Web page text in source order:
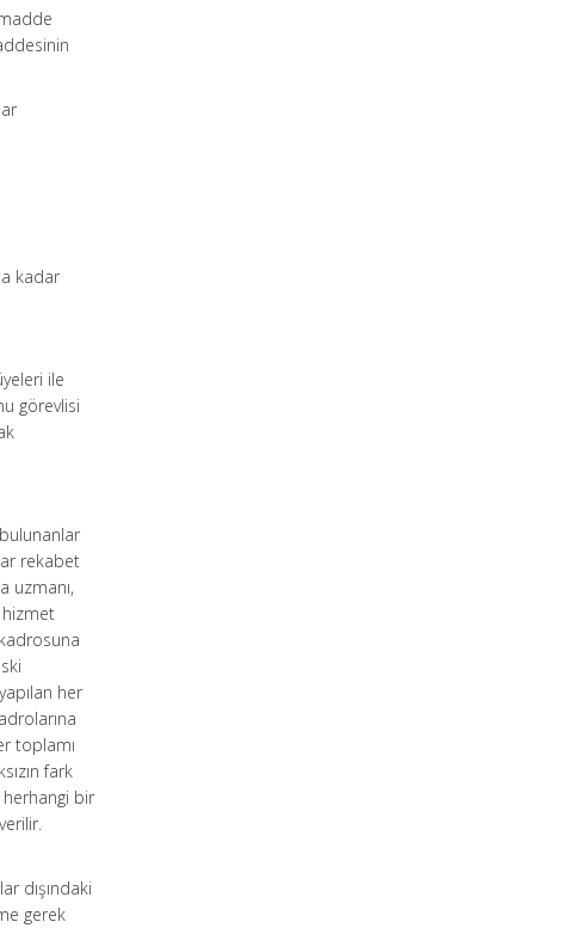
kadar
ile
görevlisi
rekabet
uzmanı,
hizmet
her
toplamı
fark
herhangi bir
dışındaki
gerek